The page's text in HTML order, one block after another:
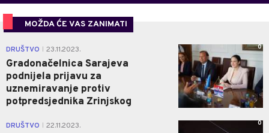
MOŽDA ĆE VAS ZANIMATI
DRUŠTVO 23.11.2023.
Gradonačelnica Sarajeva
podnijela prijavu za
uznemiravanje protiv
potpredsjednika Zrinjskog
0
DRUŠTVO 22.11.2023. 0